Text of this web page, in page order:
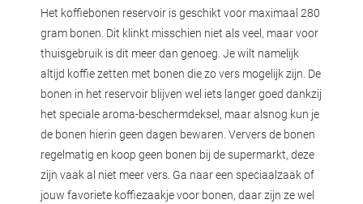
Het koffiebonen reservoir is geschikt voor maximaal 280
gram bonen. Dit klinkt misschien niet als veel, maar voor
thuisgebruik is dit meer dan genoeg. Je wilt namelijk
altijd koffie zetten met bonen die zo vers mogelijk zijn. De
bonen in het reservoir blijven wel iets langer goed dankzij
het speciale aroma-beschermdeksel, maar alsnog kun je
de bonen hierin geen dagen bewaren. Ververs de bonen
regelmatig en koop geen bonen bij de supermarkt, deze
zijn vaak al niet meer vers. Ga naar een speciaalzaak of
jouw favoriete koffiezaakje voor bonen, daar zijn ze wel